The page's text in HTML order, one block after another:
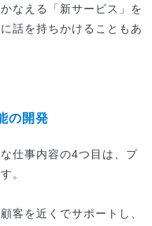
なえる「新サービス」を
話を持ちかけることもあ
の開発
仕事内容の4つ目は、プ
。
客を近くでサポートし、